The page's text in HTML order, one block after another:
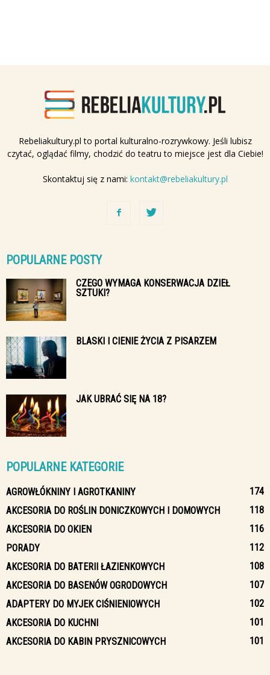
Rebeliakultury.pl to portal kulturalno-rozrywkowy. Jeśli lubisz
czytać, oglądać filmy, chodzić do teatru to miejsce jest dla Ciebie!
Skontaktuj się z nami: kontakt@rebeliakultury.pl
POPULARNE POSTY
CZEGO WYMAGA KONSERWACJA DZIEŁ
SZTUKI?
BLASKI I CIENIE ŻYCIA Z PISARZEM
JAK UBRAĆ SIĘ NA 18?
POPULARNE KATEGORIE
AGROWŁÓKNINY I AGROTKANINY
174
AKCESORIA DO ROŚLIN DONICZKOWYCH I DOMOWYCH
118
AKCESORIA DO OKIEN
116
PORADY
112
AKCESORIA DO BATERII ŁAZIENKOWYCH
108
AKCESORIA DO BASENÓW OGRODOWYCH
107
ADAPTERY DO MYJEK CIŚNIENIOWYCH
102
AKCESORIA DO KUCHNI
101
AKCESORIA DO KABIN PRYSZNICOWYCH
101